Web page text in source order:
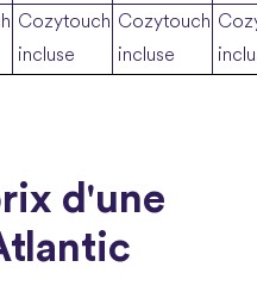
Cozytouch
incluse
Cozytouch
incluse
d'une